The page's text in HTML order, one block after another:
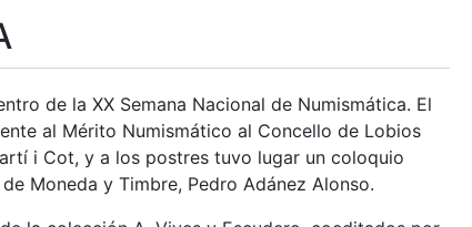
de la XX Semana Nacional de Numismática. El
al Mérito Numismático al Concello de Lobios
i Cot, y a los postres tuvo lugar un coloquio
Moneda y Timbre, Pedro Adánez Alonso.